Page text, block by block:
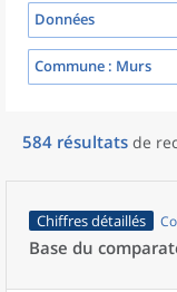
Données
Commune : Murs
584 résultats de
Chiffres détaillés
Base du